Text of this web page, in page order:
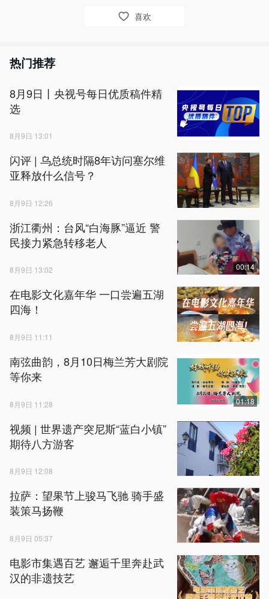
喜欢
热门推荐
8月9日丨央视号每日优质稿件精
选
8月9日 13:01
闪评 | 乌总统时隔8年访问塞尔维
亚释放什么信号？
8月9日 12:26
浙江衢州：台风“白海豚”逼近 警
民接力紧急转移老人
8月9日 13:02 00:14
在电影文化嘉年华 一口尝遍五湖
四海！
8月9日 11:11
南弦曲韵，8月10日梅兰芳大剧院
等你来
8月9日 11:28 01:18
视频 | 世界遗产突尼斯“蓝白小镇”
期待八方游客
8月9日 12:08
拉萨：望果节上骏马飞驰 骑手盛
装策马扬鞭
8月9日 05:37
电影市集遇百艺 邂逅千里奔赴武
汉的非遗技艺